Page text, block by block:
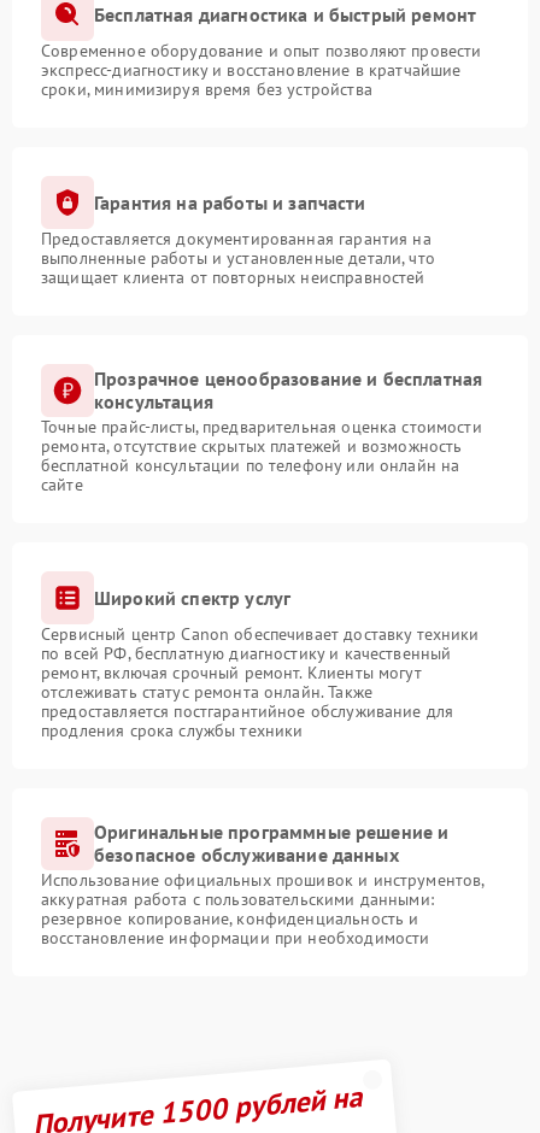
Бесплатная диагностика и быстрый ремонт
Современное оборудование и опыт позволяют провести
экспресс-диагностику и восстановление в кратчайшие
сроки, минимизируя время без устройства
Гарантия на работы и запчасти
Предоставляется документированная гарантия на
выполненные работы и установленные детали, что
защищает клиента от повторных неисправностей
Прозрачное ценообразование и бесплатная
консультация
Точные прайс-листы, предварительная оценка стоимости
ремонта, отсутствие скрытых платежей и возможность
бесплатной консультации по телефону или онлайн на
сайте
Широкий спектр услуг
Сервисный центр Canon обеспечивает доставку техники
по всей РФ, бесплатную диагностику и качественный
ремонт, включая срочный ремонт. Клиенты могут
отслеживать статус ремонта онлайн. Также
предоставляется постгарантийное обслуживание для
продления срока службы техники
Оригинальные программные решение и
безопасное обслуживание данных
Использование официальных прошивок и инструментов,
аккуратная работа с пользовательскими данными:
резервное копирование, конфиденциальность и
восстановление информации при необходимости
Получите 1500 рублей на